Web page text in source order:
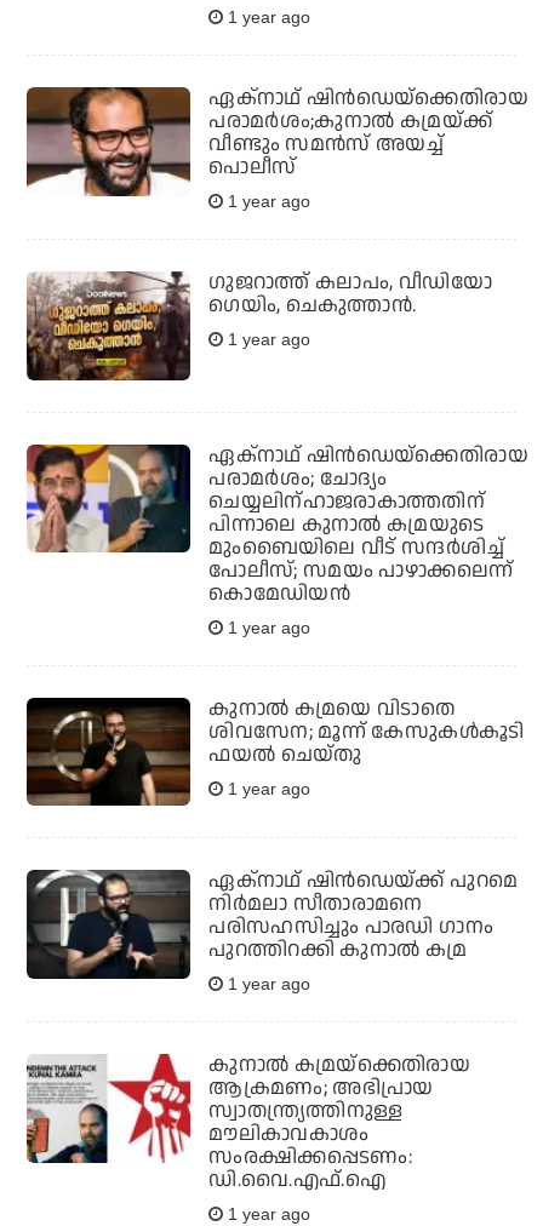
1 year ago
ഏക്‌നാഥ് ഷിന്‍ഡെയ്‌ക്കെതിരായ
പരാമര്‍ശം;കുനാല്‍ കമ്രയ്ക്ക്
വീണ്ടും സമന്‍സ് അയച്ച്
പൊലീസ്
1 year ago
ഗുജറാത്ത് കലാപം, വീഡിയോ
ഗെയിം, ചെകുത്താന്‍.
1 year ago
ഏക്‌നാഥ് ഷിന്‍ഡെയ്‌ക്കെതിരായ
പരാമര്‍ശം; ചോദ്യം
ചെയ്യലിന്ഹാജരാകാത്തതിന്
പിന്നാലെ കുനാല്‍ കമ്രയുടെ
മുംബൈയിലെ വീട് സന്ദര്‍ശിച്ച്
പോലീസ്; സമയം പാഴാക്കലെന്ന്
കൊമേഡിയന്‍
1 year ago
കുനാല്‍ കമ്രയെ വിടാതെ
ശിവസേന; മൂന്ന് കേസുകള്‍കൂടി
ഫയല്‍ ചെയ്തു
1 year ago
ഏക്‌നാഥ് ഷിന്‍ഡെയ്ക്ക് പുറമെ
നിര്‍മലാ സീതാരാമനെ
പരിസഹസിച്ചും പാരഡി ഗാനം
പുറത്തിറക്കി കുനാല്‍ കമ്ര
1 year ago
കുനാല്‍ കമ്രയ്‌ക്കെതിരായ
ആക്രമണം; അഭിപ്രായ
സ്വാതന്ത്ര്യത്തിനുള്ള
മൗലികാവകാശം
സംരക്ഷിക്കപ്പെടണം:
ഡി.വൈ.എഫ്.ഐ
1 year ago